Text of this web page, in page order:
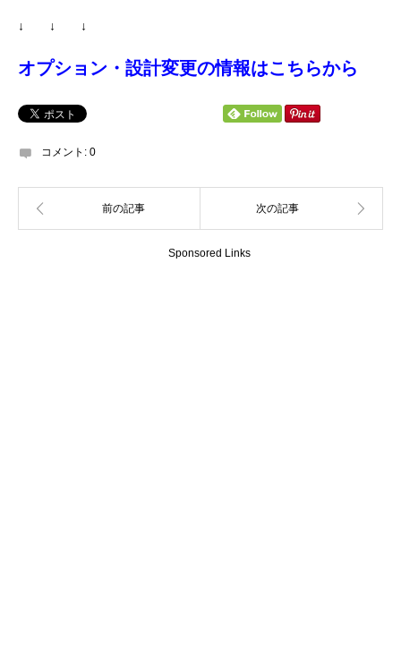
↓ ↓ ↓
オプション・設計変更の情報はこちらから
コメント: 0
Sponsored Links